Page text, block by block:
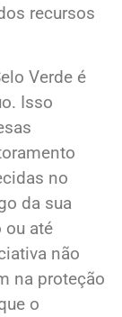
recursos
Verde é
Isso
no
da sua
ou até
não
na proteção
o